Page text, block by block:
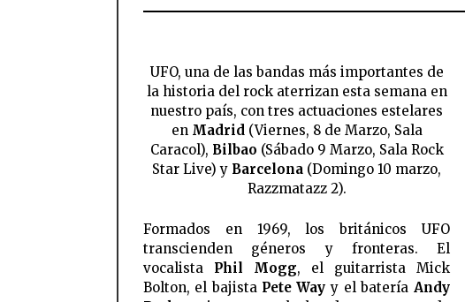
UFO, una de las bandas más importantes de
la historia del rock aterrizan esta semana en
nuestro país, con tres actuaciones estelares
en Madrid(Viernes, 8 de Marzo, Sala
Caracol), Bilbao (Sábado 9 Marzo, Sala Rock
Star Live) y Barcelona (Domingo 10 marzo,
Razzmatazz 2).
Formados en 1969, los británicos UFO
transcienden géneros y fronteras. El
vocalista Phil Mogg, el guitarrista Mick
Bolton, el bajista Pete Way y el batería Andy